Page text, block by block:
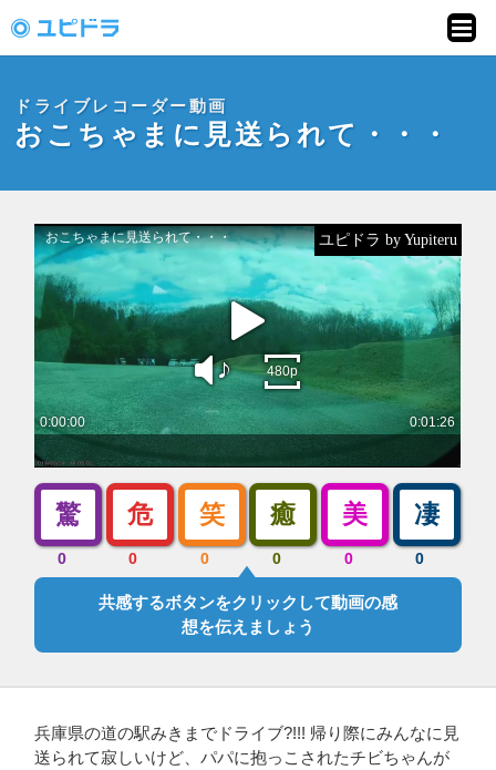
ピドラ」
ドライブレコーダー動画
おこちゃまに見送られて・・・
ユピドラ by Yupiteru
驚
0
危
0
笑
0
癒
0
美
0
凄
0
共感するボタンをクリックして動画の感
想を伝えましょう
兵庫県の道の駅みきまでドライブ?!!! 帰り際にみんなに見
送られて寂しいけど、パパに抱っこされたチビちゃんが